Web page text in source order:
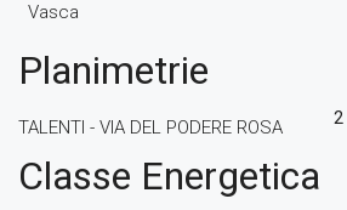
Vasca
Planimetrie
TALENTI - VIA DEL PODERE ROSA 2
Classe Energetica